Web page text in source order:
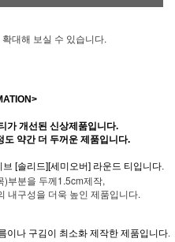
대해 보실 수 있습니다.
가 개선된 신상제품입니다.
약간 더 두꺼운 제품입니다.
[솔리드][세미오버] 라운드 티입니다.
)부분을 두께1.5cm제작,
내구성을 더욱 높인 제품입니다.
이나 구김이 최소화 제작한 제품입니다.